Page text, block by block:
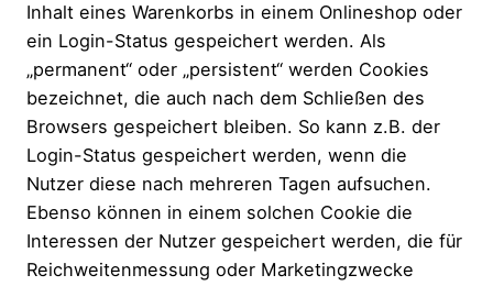
Inhalt eines Warenkorbs in einem Onlineshop oder
ein Login-Status gespeichert werden. Als
„permanent“ oder „persistent“ werden Cookies
bezeichnet, die auch nach dem Schließen des
Browsers gespeichert bleiben. So kann z.B. der
Login-Status gespeichert werden, wenn die
Nutzer diese nach mehreren Tagen aufsuchen.
Ebenso können in einem solchen Cookie die
Interessen der Nutzer gespeichert werden, die für
Reichweitenmessung oder Marketingzwecke